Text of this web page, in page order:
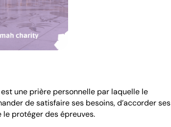
une prière personnelle par laquelle le
de satisfaire ses besoins, d’accorder ses
protéger des épreuves.